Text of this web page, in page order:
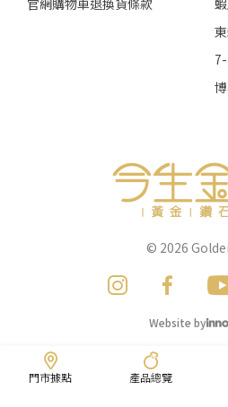
門市據點 產品總覽
官網購物車退換貨條款
© 2026
Website by